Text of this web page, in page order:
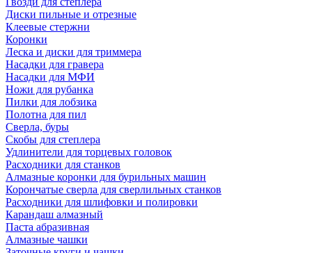
Диски пильные и отрезные
Клеевые стержни
Коронки
Леска и диски для триммера
Насадки для гравера
Насадки для МФИ
Ножи для рубанка
Пилки для лобзика
Полотна для пил
Сверла, буры
Скобы для степлера
Удлинители для торцевых головок
Расходники для станков
Алмазные коронки для бурильных машин
Корончатые сверла для сверлильных станков
Расходники для шлифовки и полировки
Карандаш алмазный
Паста абразивная
Алмазные чашки